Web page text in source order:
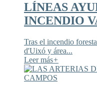
LÍNEAS
INCENDIO
Tras el incendio
d'Uixó y área...
Leer más+